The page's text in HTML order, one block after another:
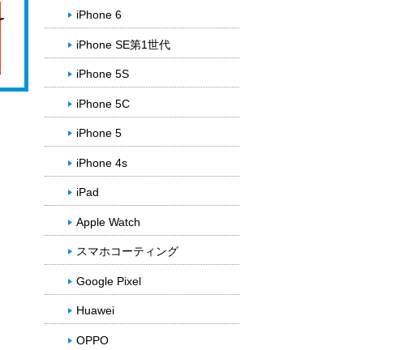
iPhone 6
iPhone SE第1世代
iPhone 5S
iPhone 5C
iPhone 5
iPhone 4s
iPad
Apple Watch
スマホコーティング
Google Pixel
Huawei
OPPO